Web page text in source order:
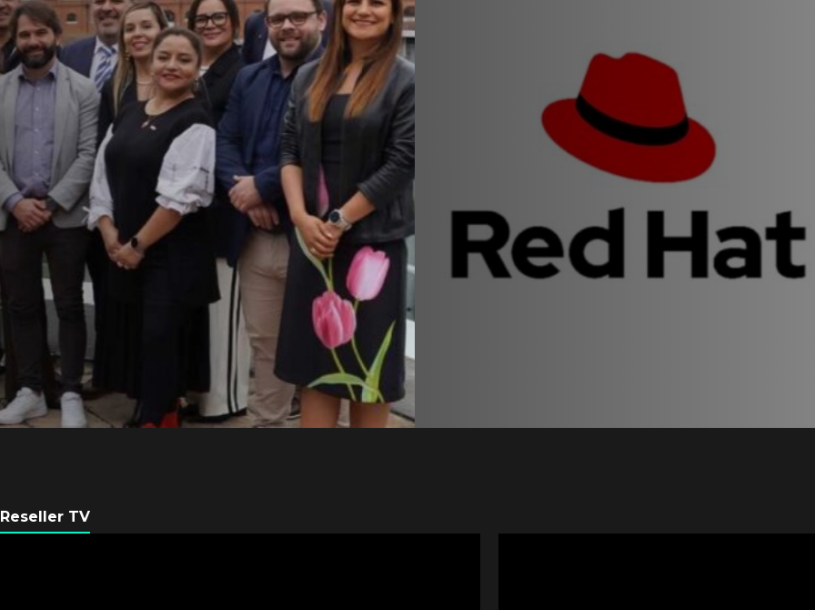
ES NOTICIA
Equipo de Red Hat en
Latam se consolida con
Sinuhé Sánchez
POR REDACCIÓN LATAM 4 AGOSTO, 2026
Reseller TV